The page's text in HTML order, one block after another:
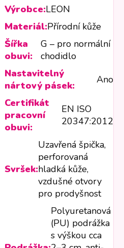
Výrobce:LEON
Materiál:Přírodní kůže
Šířka
obuvi:
G – pro normální
chodidlo
Nastavitelný
nártový pásek:
Ano
Certifikát
pracovní
obuvi:
EN ISO
20347:2012
Svršek:
Uzavřená špička,
perforovaná
hladká kůže,
vzdušné otvory
pro prodyšnost
Polyuretanová
(PU) podrážka
s výškou cca